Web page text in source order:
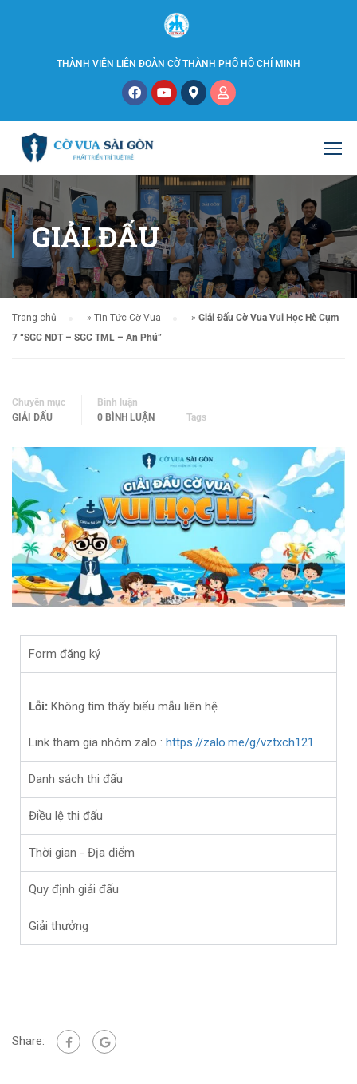
THÀNH VIÊN LIÊN ĐOÀN CỜ THÀNH PHỐ HỒ CHÍ MINH
GIẢI ĐẤU
Trang chủ » Tin Tức Cờ Vua » Giải Đấu Cờ Vua Vui Học Hè Cụm
7 “SGC NDT – SGC TML – An Phú”
Chuyên mục
GIẢI ĐẤU
Bình luận
0 BÌNH LUẬN
Tags
Form đăng ký
Lỗi: Không tìm thấy biểu mẫu liên hệ.
Link tham gia nhóm zalo : https://zalo.me/g/vztxch121
Danh sách thi đấu
Điều lệ thi đấu
Thời gian - Địa điểm
Quy định giải đấu
Giải thưởng
Share: